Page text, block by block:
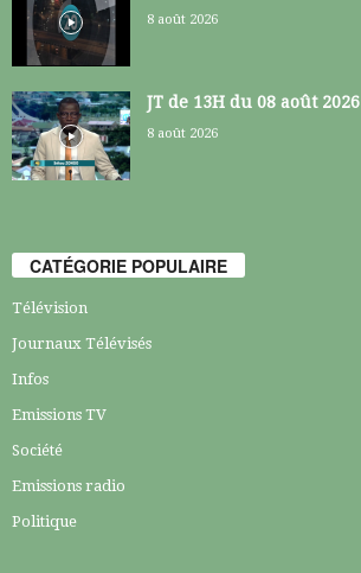
8 août 2026
JT de 13H du 08 août 2026
8 août 2026
CATÉGORIE POPULAIRE
Télévision
Journaux Télévisés
Infos
Emissions TV
Société
Emissions radio
Politique